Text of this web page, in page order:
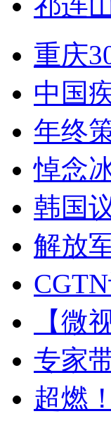
重庆
中国
年终
悼念
韩国
解放
【微
专家
超燃